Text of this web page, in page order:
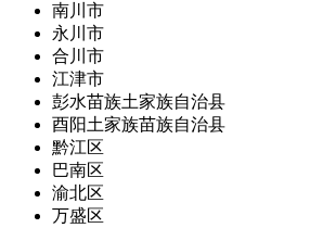
南川市
永川市
合川市
江津市
彭水苗族土家族自治县
酉阳土家族苗族自治县
黔江区
巴南区
渝北区
万盛区